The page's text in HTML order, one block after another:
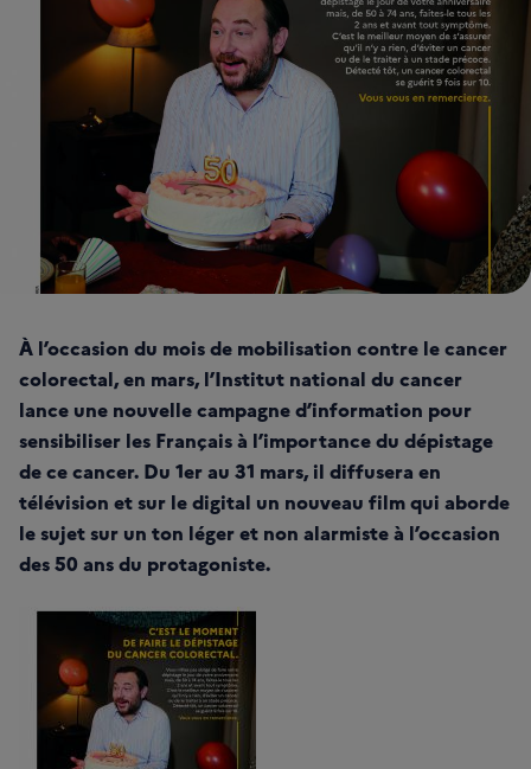
À l’occasion du mois de mobilisation contre le cancer
colorectal, en mars, l’Institut national du cancer
lance une nouvelle campagne d’information pour
sensibiliser les Français à l’importance du dépistage
de ce cancer. Du 1er au 31 mars, il diffusera en
télévision et sur le digital un nouveau film qui aborde
le sujet sur un ton léger et non alarmiste à l’occasion
des 50 ans du protagoniste.